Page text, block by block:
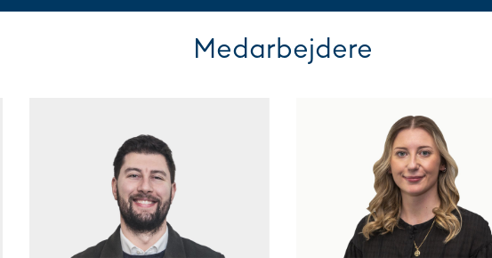
Medarbejdere